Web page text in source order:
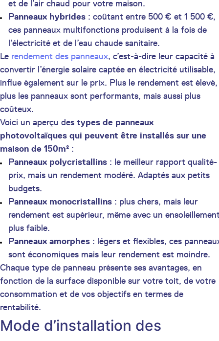
et de l’air chaud pour votre maison.
Panneaux hybrides : coûtant entre 500 € et 1 500 €,
ces panneaux multifonctions produisent à la fois de
l’électricité et de l’eau chaude sanitaire.
Le rendement des panneaux, c’est-à-dire leur capacité à
convertir l’énergie solaire captée en électricité utilisable,
influe également sur le prix. Plus le rendement est élevé,
plus les panneaux sont performants, mais aussi plus
coûteux.
Voici un aperçu des types de panneaux
photovoltaïques qui peuvent être installés sur une
maison de 150m² :
Panneaux polycristallins : le meilleur rapport qualité-
prix, mais un rendement modéré. Adaptés aux petits
budgets.
Panneaux monocristallins : plus chers, mais leur
rendement est supérieur, même avec un
plus faible.
Panneaux amorphes : légers et flexibles, ces
sont économiques mais leur rendement est moindre.
Chaque type de panneau présente ses avantages, en
fonction de la surface disponible sur votre toit, de votre
consommation et de vos objectifs en termes de
rentabilité.
Mode d’installation des